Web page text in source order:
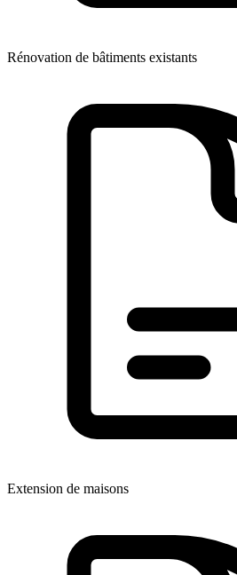
Rénovation de bâtiments existants
Extension de maisons